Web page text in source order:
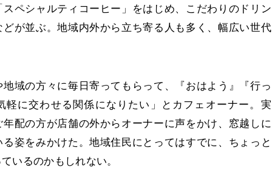
ペシャルティコーヒー」をはじめ、こだわりのドリン
どが並ぶ。地域内外から立ち寄る人も多く、幅広い世代
域の方々に毎日寄ってもらって、『おはよう』『行っ
軽に交わせる関係になりたい」とカフェオーナー。実
配の方が店舗の外からオーナーに声をかけ、窓越しに
姿をみかけた。地域住民にとってはすでに、ちょっと
いるのかもしれない。